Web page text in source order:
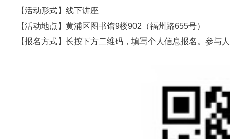
【活动形式】线下讲座
【活动地点】黄浦区图书馆9楼902（福州路655号）
【报名方式】长按下方二维码，填写个人信息报名。参与